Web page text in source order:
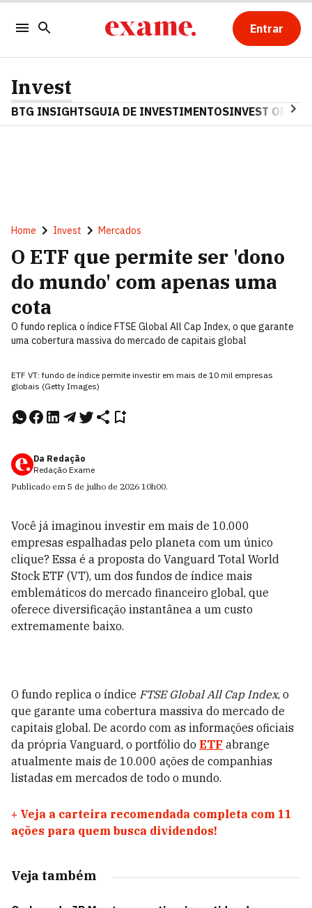
Entrar
Invest
BTG INSIGHTSGUIA DE INVESTIMENTOSINVEST OPINA
Home Invest Mercados
O ETF que permite ser 'dono
do mundo' com apenas uma
cota
O fundo replica o índice FTSE Global All Cap Index, o que garante
uma cobertura massiva do mercado de capitais global
ETF VT: fundo de índice permite investir em mais de 10 mil empresas
globais (Getty Images)
Da Redação
Redação Exame
Publicado em 5 de julho de 2026 10h00.
Você já imaginou investir em mais de 10.000
empresas espalhadas pelo planeta com um único
clique? Essa é a proposta do Vanguard Total World
Stock ETF (VT), um dos fundos de índice mais
emblemáticos do mercado financeiro global, que
oferece diversificação instantânea a um custo
extremamente baixo.
O fundo replica o índice FTSE Global All Cap Index, o
que garante uma cobertura massiva do mercado de
capitais global. De acordo com as informações oficiais
da própria Vanguard, o portfólio do ETF abrange
atualmente mais de 10.000 ações de companhias
listadas em mercados de todo o mundo.
+ Veja a carteira recomendada completa com 11
ações para quem busca dividendos!
Veja também